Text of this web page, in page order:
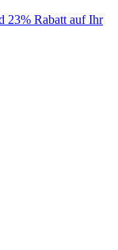
23% Rabatt auf Ihr